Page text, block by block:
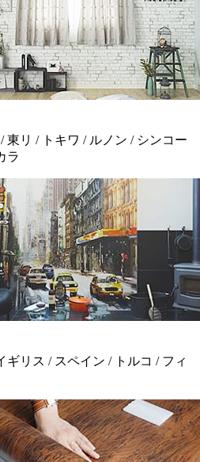
東リ / トキワ / ルノン / シンコー
ラ
ギリス / スペイン / トルコ / フィ